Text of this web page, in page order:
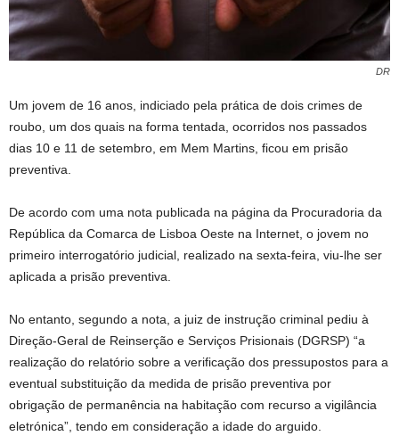
DR
Um jovem de 16 anos, indiciado pela prática de dois crimes de
roubo, um dos quais na forma tentada, ocorridos nos passados
dias 10 e 11 de setembro, em Mem Martins, ficou em prisão
preventiva.
De acordo com uma nota publicada na página da Procuradoria da
República da Comarca de Lisboa Oeste na Internet, o jovem no
primeiro interrogatório judicial, realizado na sexta-feira, viu-lhe ser
aplicada a prisão preventiva.
No entanto, segundo a nota, a juiz de instrução criminal pediu à
Direção-Geral de Reinserção e Serviços Prisionais (DGRSP) “a
realização do relatório sobre a verificação dos pressupostos para a
eventual substituição da medida de prisão preventiva por
obrigação de permanência na habitação com recurso a vigilância
eletrónica”, tendo em consideração a idade do arguido.